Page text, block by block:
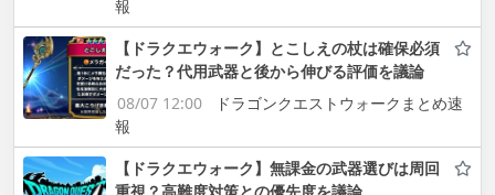
報
【ドラクエウォーク】とこしえの杖は確保必須
だった？代用武器と後から伸びる評価を議論
08/07 12:00
ドラゴンクエストウォークまとめ速
報
【ドラクエウォーク】無課金の武器選びは周回
重視？高難度対策との優先度を議論